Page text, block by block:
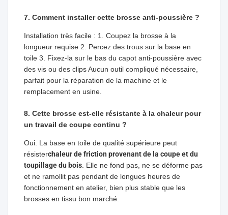
7. Comment installer cette brosse anti-poussière ?
Installation très facile : 1. Coupez la brosse à la
longueur requise 2. Percez des trous sur la base en
toile 3. Fixez-la sur le bas du capot anti-poussière avec
des vis ou des clips Aucun outil compliqué nécessaire,
parfait pour la réparation de la machine et le
remplacement en usine.
8. Cette brosse est-elle résistante à la chaleur pour
un travail de coupe continu ?
Oui. La base en toile de qualité supérieure peut
résisterchaleur de friction provenant de la coupe et du
toupillage du bois . Elle ne fond pas, ne se déforme pas
et ne ramollit pas pendant de longues heures de
fonctionnement en atelier, bien plus stable que les
brosses en tissu bon marché.